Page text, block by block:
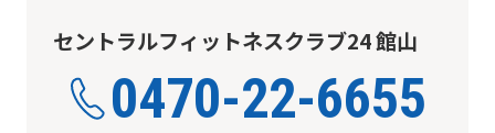
セントラルフィットネスクラブ24 館山
0470-22-6655